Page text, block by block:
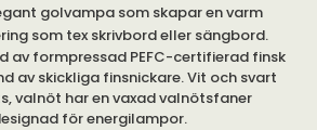
golvampa som skapar en varm
som tex skrivbord eller sängbord.
av formpressad PEFC-certifierad finsk
av skickliga finsnickare. Vit och svart
valnöt har en vaxad valnötsfaner
för energilampor.